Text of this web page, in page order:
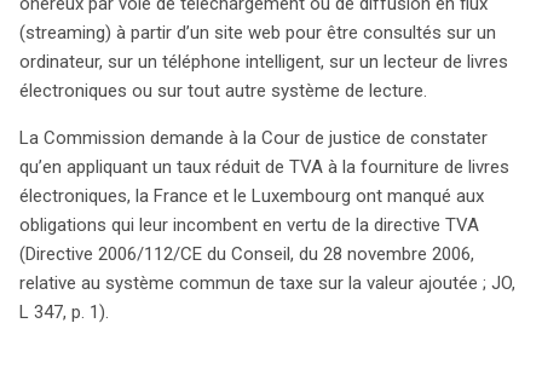
confirmée par des arrêts rendus le 5 mars 2015, qui
stipulent que seuls les biens physiques, comme les livres
imprimés, peuvent bénéficier d’un taux réduit. La CJUE a
également précisé que le taux super-réduit de 3 %
appliqué par le Luxembourg n’est pas conforme à la
législation de l’Union, qui interdit les taux inférieurs à 5 %
pour les services électroniques. En conséquence, la
France prévoit de modifier son code fiscal pour aligner la
TVA sur les livres numériques avec le taux normal de 20
%. Par ailleurs, depuis le 1er janvier 2015, la TVA sur les
services en ligne a évolué, imposant désormais aux
entreprises de facturer la TVA du pays du client, ce qui
(streaming) à partir d’un site web pour être consultés sur un
ordinateur, sur un téléphone intelligent, sur un lecteur de livres
électroniques ou sur tout autre système de lecture.
La Commission demande à la Cour de justice de constater
qu’en appliquant un taux réduit de TVA à la fourniture de livres
électroniques, la France et le Luxembourg ont manqué aux
obligations qui leur incombent en vertu de la directive TVA
(Directive 2006/112/CE du Conseil, du 28 novembre 2006,
relative au système commun de taxe sur la valeur ajoutée ; JO,
L 347, p. 1).